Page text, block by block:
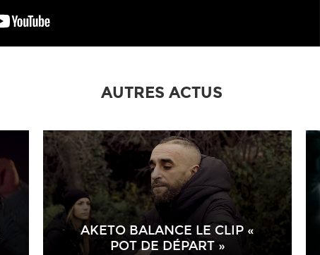
AUTRES ACTUS
AKETO BALANCE LE CLIP «
POT DE DÉPART »